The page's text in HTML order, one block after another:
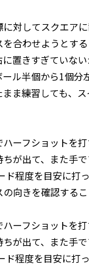
対してスクエア
合わせようとす
置きすぎていな
ル半個から1個
ま練習しても、
ーフショットを
が出て、また手
程度を目安に打
向きを確認するこ
ーフショットを
が出て、また手
程度を目安に打